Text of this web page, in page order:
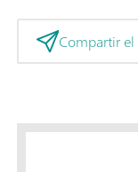
Compartir